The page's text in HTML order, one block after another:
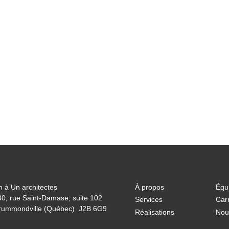
à Un architectes
rue Saint-Damase, suite 102
(Québec) J2B 6G9
À propos
Services
Réalisations